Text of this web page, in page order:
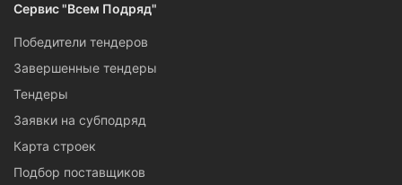
Сервис "Всем Подряд"
Победители тендеров
Завершенные тендеры
Тендеры
Заявки на субподряд
Карта строек
Подбор поставщиков